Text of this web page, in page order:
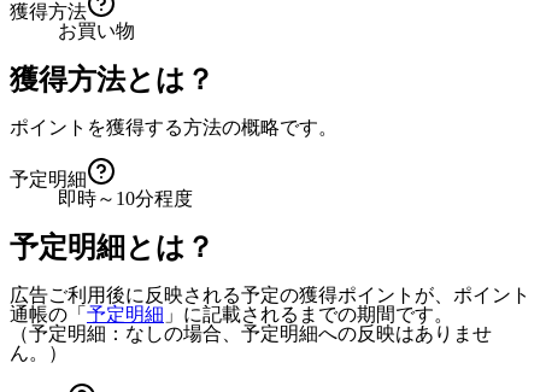
獲得方法
お買い物
獲得方法とは？
ポイントを獲得する方法の概略です。
予定明細
即時～10分程度
予定明細とは？
広告ご利用後に反映される予定の獲得ポイントが、ポイント
通帳の「 予定明細 」に記載されるまでの期間です。
（予定明細：なしの場合、予定明細への反映はありませ
ん。）